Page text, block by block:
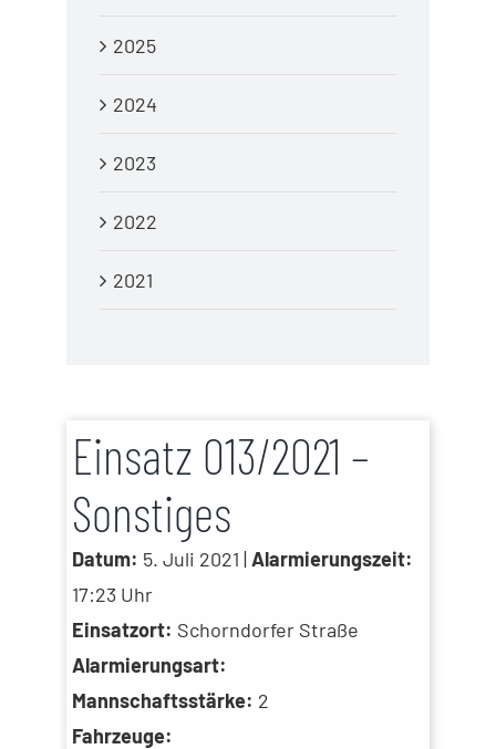
Einsatz 013/2021 –
Sonstiges
Datum: 5. Juli 2021 |Alarmierungszeit:
17:23 Uhr
Einsatzort: Schorndorfer Straße
Alarmierungsart:
Mannschaftsstärke: 2
Fahrzeuge:
2025
2024
2023
2022
2021